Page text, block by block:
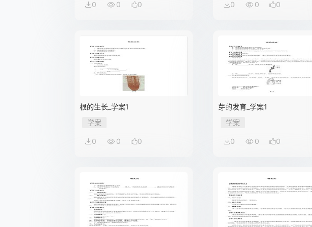
0 0 0 0 0 0
根的生长_学案1
学案
0 0 0
芽的发育_学案1
学案
0 0 0